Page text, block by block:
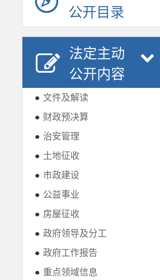
公开目录
法定主动
公开内容
● 文件及解读
● 财政预决算
● 治安管理
● 土地征收
● 市政建设
● 公益事业
● 房屋征收
● 政府领导及分工
● 政府工作报告
● 重点领域信息